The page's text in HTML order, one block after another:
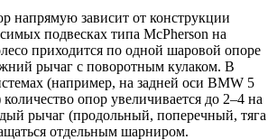
напрямую зависит от конструкции
подвесках типа McPherson на
приходится по одной шаровой опоре
рычаг с поворотным кулаком. В
(например, на задней оси BMW 5
опор увеличивается до 2–4 на
рычаг (продольный, поперечный, тяга
отдельным шарниром.